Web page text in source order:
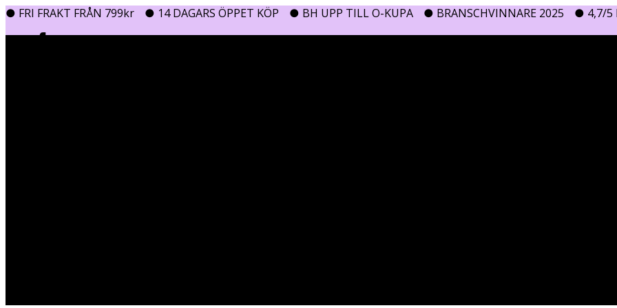
● FRI FRAKT FRÅN 799kr ● 14 DAGARS ÖPPET KÖP ● BH UPP TILL O-KUPA ● BRANSCHVINNARE 2025 ● 4,7/5